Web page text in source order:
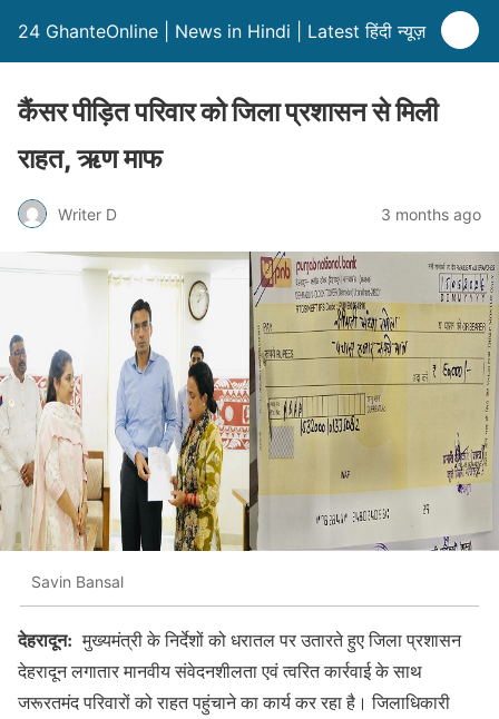
24 GhanteOnline | News in Hindi | Latest हिंदी न्यूज़
कैंसर पीड़ित परिवार को जिला प्रशासन से मिली
राहत, ऋण माफ
Writer D 3 months ago
Savin Bansal
देहरादून: मुख्यमंत्री के निर्देशों को धरातल पर उतारते हुए जिला प्रशासन
देहरादून लगातार मानवीय संवेदनशीलता एवं त्वरित कार्रवाई के साथ
जरूरतमंद परिवारों को राहत पहुंचाने का कार्य कर रहा है। जिलाधिकारी